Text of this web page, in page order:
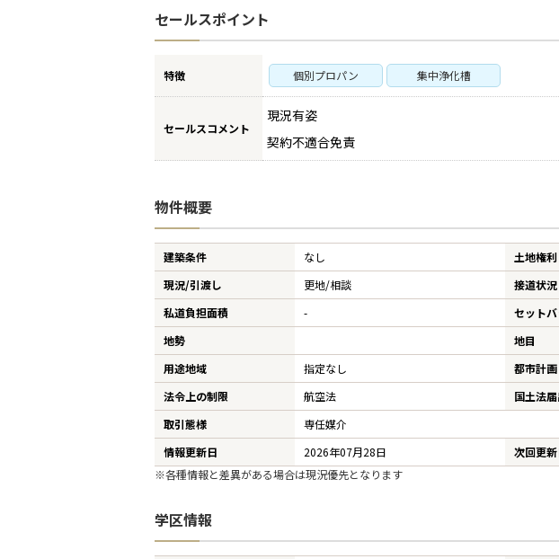
セールスポイント
特徴 個別プロパン 集中浄化槽
セールスコメント
現況有姿
契約不適合免責
物件概要
建築条件 なし 土地権利
現況/引渡し
更地/相談 接道状況
私道負担面積
- セット
地勢
地目
用途地域
指定なし 都市計画
法令上の制限
航空法 国土法
取引態様
専任媒介
情報更新日
2026年07月28日 次回更新
※各種情報と差異がある場合は現況優先となります
学区情報